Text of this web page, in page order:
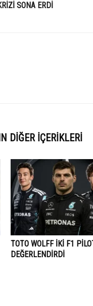
SONA ERDİ
DIĞER İÇERIKLERI
TOTO WOLFF İKİ F1
DEĞERLENDİRDİ